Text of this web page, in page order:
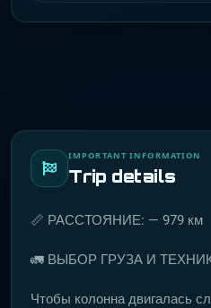
IMPORTANT INFORMATION
Trip details
📏 РАССТОЯНИЕ: — 979 км
🚛 ВЫБОР ГРУЗА И
Чтобы колонна двигалась